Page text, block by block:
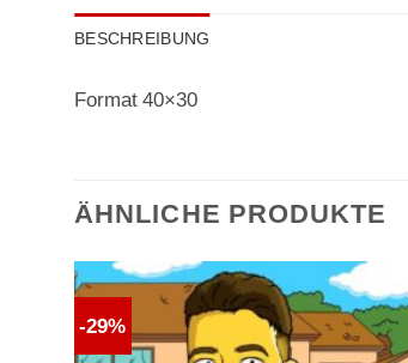
BESCHREIBUNG
Format 40×30
ÄHNLICHE PRODUKTE
-29%
Auf die
Wunschliste